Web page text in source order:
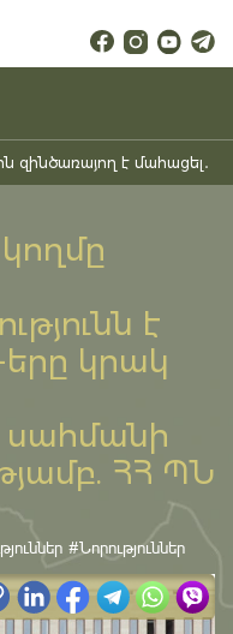
զինծառայող է մահացել․
է
կրակ
ՀՀ ՊՆ
#Նորություններ